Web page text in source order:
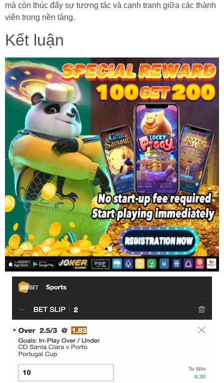
mà còn thúc đẩy sự tương tác và cạnh tranh giữa các thành
viên trong nền tảng.
Kết luận